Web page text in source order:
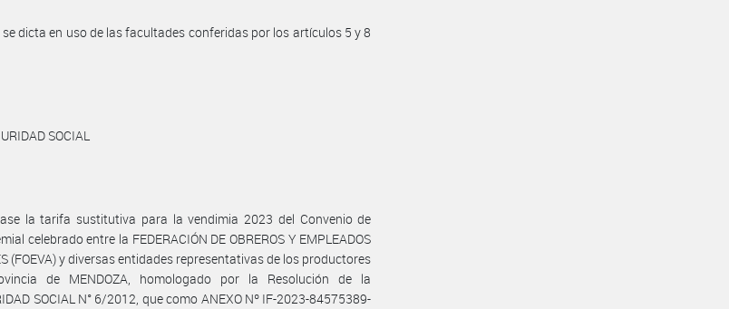
dicta en uso de las facultades conferidas por los artículos 5 y 8
SOCIAL
la tarifa sustitutiva para la vendimia 2023 del Convenio de
celebrado entre la FEDERACIÓN DE OBREROS Y EMPLEADOS
(FOEVA) y diversas entidades representativas de los productores
de MENDOZA, homologado por la Resolución de la
SOCIAL N° 6/2012, que como ANEXO Nº IF-2023-84575389-